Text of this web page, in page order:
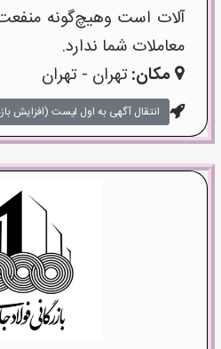
آلات است وهیچ‌گونه
معاملات شما ندارد.
مکان:تهران - تهران
انتقال آگهی به اول لیست (افزایش